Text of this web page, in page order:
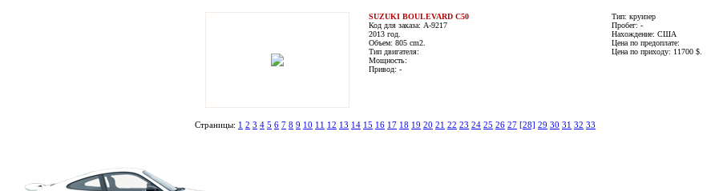
SUZUKI BOULEVARD C50
Код для заказа: A-9217
2013 год.
Объем: 805 cm2.
Тип двигателя:
Мощность:
Привод: -
Тип: круизер
Пробег: -
Нахождение: США
Цена по предоплате:
Цена по приходу: 11700 $.
Страницы: 1 2 3 4 5 6 7 8 9 10 11 12 13 14 15 16 17 18 19 20 21 22 23 24 25 26 27 [28] 29 30 31 32 33